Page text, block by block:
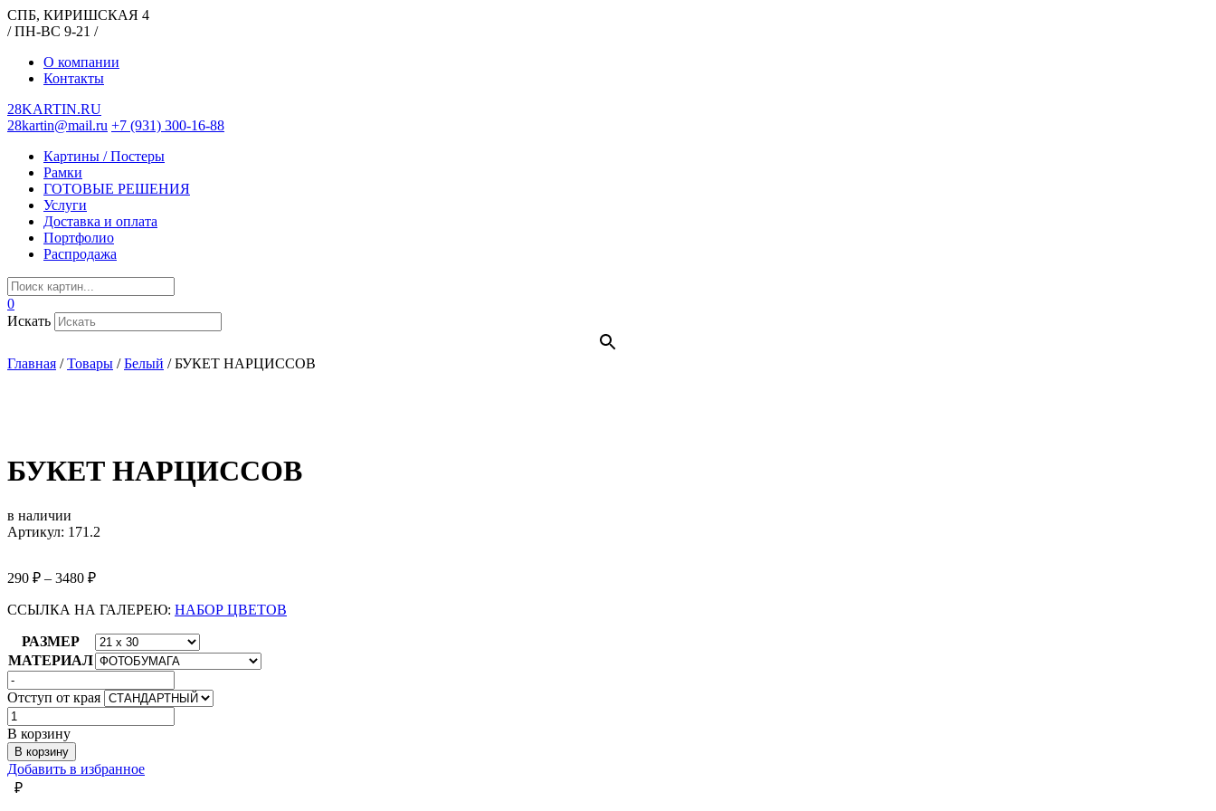
СПБ, КИРИШСКАЯ 4
/ ПН-ВС 9-21 /
О компании
Контакты
28KARTIN.RU
28kartin@mail.ru +7 (931) 300-16-88
Картины / Постеры
Рамки
ГОТОВЫЕ РЕШЕНИЯ
Услуги
Доставка и оплата
Портфолио
Распродажа
0
Искать
Главная /Товары /Белый /БУКЕТ НАРЦИССОВ
БУКЕТ НАРЦИССОВ
в наличии
Артикул: 171.2
290 ₽ – 3480 ₽
ССЫЛКА НА ГАЛЕРЕЮ: НАБОР ЦВЕТОВ
РАЗМЕР
МАТЕРИАЛ
Отступ от края
Количество
товара
БУКЕТ
НАРЦИССОВ
В корзину
В корзину
Добавить в избранное
₽